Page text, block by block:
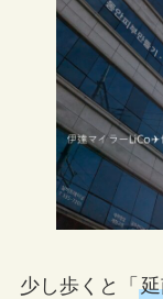
少し歩くと「